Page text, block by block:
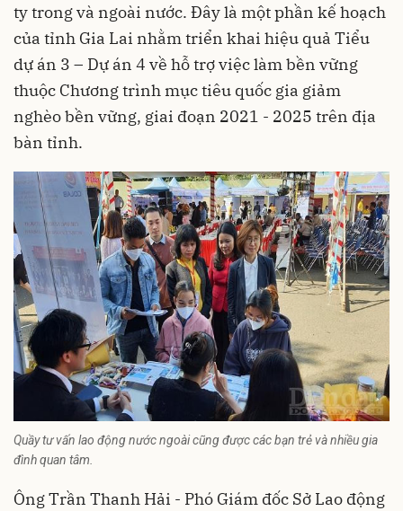
ty trong và ngoài nước. Đây là một phần kế hoạch
của tỉnh Gia Lai nhằm triển khai hiệu quả Tiểu
dự án 3 – Dự án 4 về hỗ trợ việc làm bền vững
thuộc Chương trình mục tiêu quốc gia giảm
nghèo bền vững, giai đoạn 2021 - 2025 trên địa
bàn tỉnh.
Quầy tư vấn lao động nước ngoài cũng được các bạn trẻ và nhiều gia
đình quan tâm.
Ông Trần Thanh Hải - Phó Giám đốc Sở Lao động